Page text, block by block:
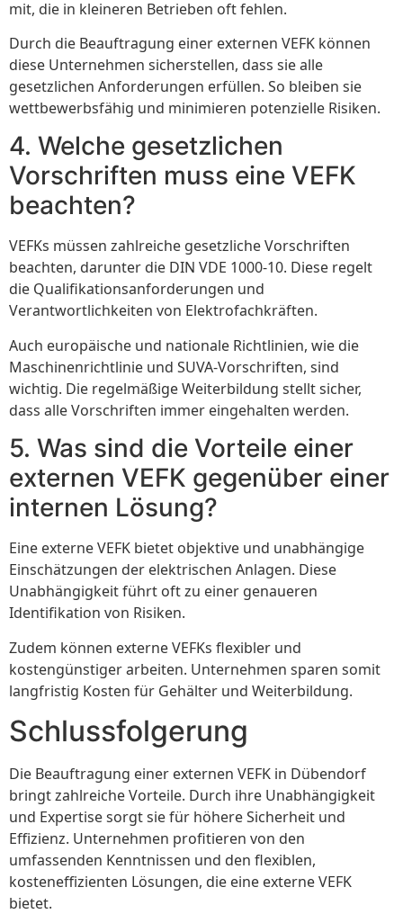
mit, die in kleineren Betrieben oft fehlen.
Durch die Beauftragung einer externen VEFK können
diese Unternehmen sicherstellen, dass sie alle
gesetzlichen Anforderungen erfüllen. So bleiben sie
wettbewerbsfähig und minimieren potenzielle Risiken.
4. Welche gesetzlichen
Vorschriften muss eine VEFK
beachten?
VEFKs müssen zahlreiche gesetzliche Vorschriften
beachten, darunter die DIN VDE 1000-10. Diese regelt
die Qualifikationsanforderungen und
Verantwortlichkeiten von Elektrofachkräften.
Auch europäische und nationale Richtlinien, wie die
Maschinenrichtlinie und SUVA-Vorschriften, sind
wichtig. Die regelmäßige Weiterbildung stellt sicher,
dass alle Vorschriften immer eingehalten werden.
5. Was sind die Vorteile einer
externen VEFK gegenüber einer
internen Lösung?
Eine externe VEFK bietet objektive und unabhängige
Einschätzungen der elektrischen Anlagen. Diese
Unabhängigkeit führt oft zu einer genaueren
Identifikation von Risiken.
Zudem können externe VEFKs flexibler und
kostengünstiger arbeiten. Unternehmen sparen somit
langfristig Kosten für Gehälter und Weiterbildung.
Schlussfolgerung
Die Beauftragung einer externen VEFK in Dübendorf
bringt zahlreiche Vorteile. Durch ihre Unabhängigkeit
und Expertise sorgt sie für höhere Sicherheit und
Effizienz. Unternehmen profitieren von den
umfassenden Kenntnissen und den flexiblen,
kosteneffizienten Lösungen, die eine externe VEFK
bietet.